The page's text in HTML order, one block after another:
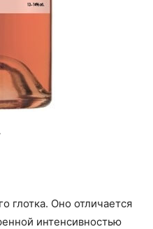
глотка. Оно отличается
интенсивностью